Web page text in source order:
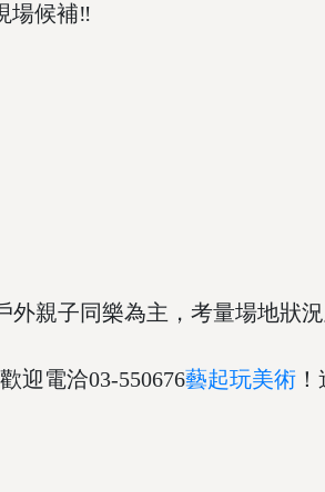
場候補‼️
外親子同樂為主，考量場地狀
迎電洽03-550676藝起玩美術